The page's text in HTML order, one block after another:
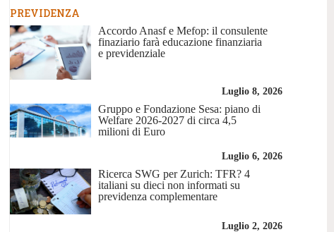
PREVIDENZA
Accordo Anasf e Mefop: il consulente
finaziario farà educazione finanziaria
e previdenziale
Luglio 8, 2026
Gruppo e Fondazione Sesa: piano di
Welfare 2026-2027 di circa 4,5
milioni di Euro
Luglio 6, 2026
Ricerca SWG per Zurich: TFR? 4
italiani su dieci non informati su
previdenza complementare
Luglio 2, 2026